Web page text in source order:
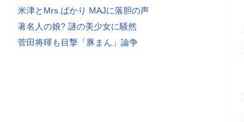
米津とMrs.ばかり MAJに落胆の声
著名人の娘? 謎の美少女に騒然
菅田将暉も目撃「豚まん」論争